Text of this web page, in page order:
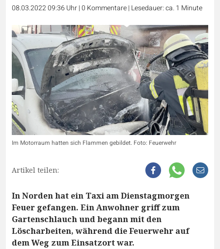
08.03.2022 09:36 Uhr|0 Kommentare| Lesedauer: ca. 1 Minute
Im Motorraum hatten sich Flammen gebildet. Foto: Feuerwehr
Artikel teilen:
In Norden hat ein Taxi am Dienstagmorgen
Feuer gefangen. Ein Anwohner griff zum
Gartenschlauch und begann mit den
Löscharbeiten, während die Feuerwehr auf
dem Weg zum Einsatzort war.